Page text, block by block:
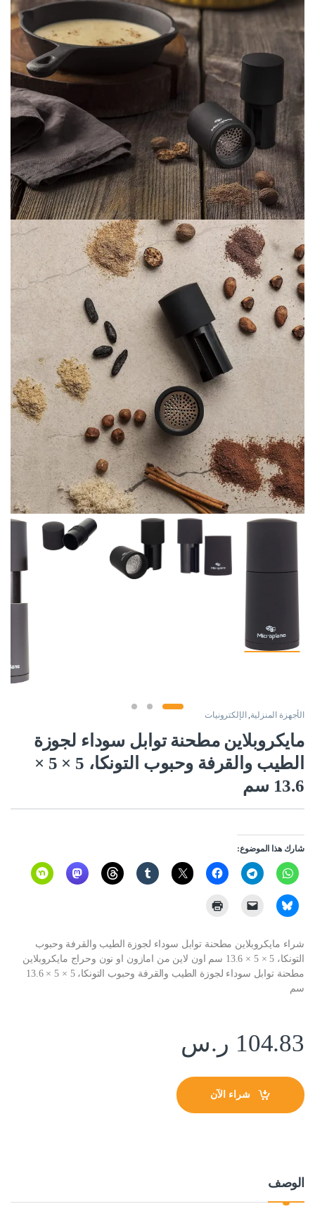
الأجهزة المنزلية, الإلكترونيات
مايكروبلاين مطحنة توابل سوداء لجوزة
الطيب والقرفة وحبوب التونكا، 5 × 5 ×
13.6 سم
شارك هذا الموضوع:
شراء مايكروبلاين مطحنة توابل سوداء لجوزة الطيب والقرفة وحبوب
التونكا، 5 × 5 × 13.6 سم اون لاين من امازون او نون وحراج مايكروبلاين
مطحنة توابل سوداء لجوزة الطيب والقرفة وحبوب التونكا، 5 × 5 × 13.6
سم
104.83 ر.س
شراء الآن
الوصف